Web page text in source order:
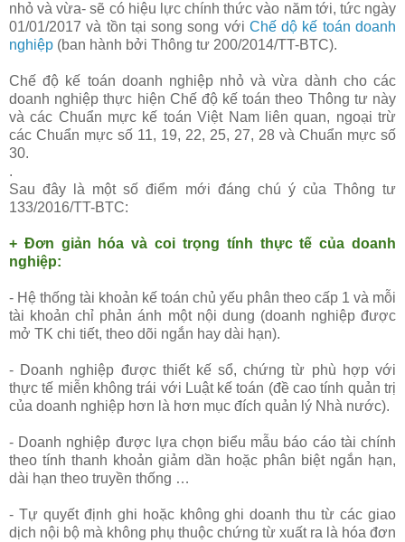
nhỏ và vừa- sẽ có hiệu lực chính thức vào năm tới, tức ngày
01/01/2017 và tồn tại song song với Chế dộ kế toán doanh
nghiệp (ban hành bởi Thông tư 200/2014/TT-BTC).
Chế độ kế toán doanh nghiệp nhỏ và vừa dành cho các
doanh nghiệp thực hiện Chế độ kế toán theo Thông tư này
và các Chuẩn mực kế toán Việt Nam liên quan, ngoại trừ
các Chuẩn mực số 11, 19, 22, 25, 27, 28 và Chuẩn mực số
30.
.
Sau đây là một số điểm mới đáng chú ý của Thông tư
133/2016/TT-BTC:
+ Đơn giản hóa và coi trọng tính thực tế của doanh
nghiệp:
- Hệ thống tài khoản kế toán chủ yếu phân theo cấp 1 và mỗi
tài khoản chỉ phản ánh một nội dung (doanh nghiệp được
mở TK chi tiết, theo dõi ngắn hay dài hạn).
- Doanh nghiệp được thiết kế sổ, chứng từ phù hợp với
thực tế miễn không trái với Luật kế toán (đề cao tính quản trị
của doanh nghiệp hơn là hơn mục đích quản lý Nhà nước).
- Doanh nghiệp được lựa chọn biểu mẫu báo cáo tài chính
theo tính thanh khoản giảm dần hoặc phân biệt ngắn hạn,
dài hạn theo truyền thống …
- Tự quyết định ghi hoặc không ghi doanh thu từ các giao
dịch nội bộ mà không phụ thuộc chứng từ xuất ra là hóa đơn